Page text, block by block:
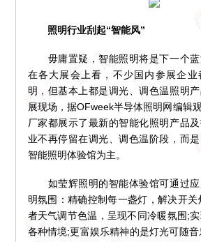
照明行业刮起“智能风”
毋庸置疑，智能照明将是下一个蓝
在各大展会上看，不少国内参展企业
明，但基本上都是调光、调色温照明
展现场，据OFweek半导体照明网编辑
厂家都展示了最新的智能化照明产品
业不再停留在调光、调色温阶段，而是
智能照明体验馆为主。
如莹辉照明的智能体验馆可通过应
明氛围：精确控制每一盏灯，解决开
者天气调节色温，呈现不同冷暖氛围;
各种情境;更富娱乐精神的是灯光可随